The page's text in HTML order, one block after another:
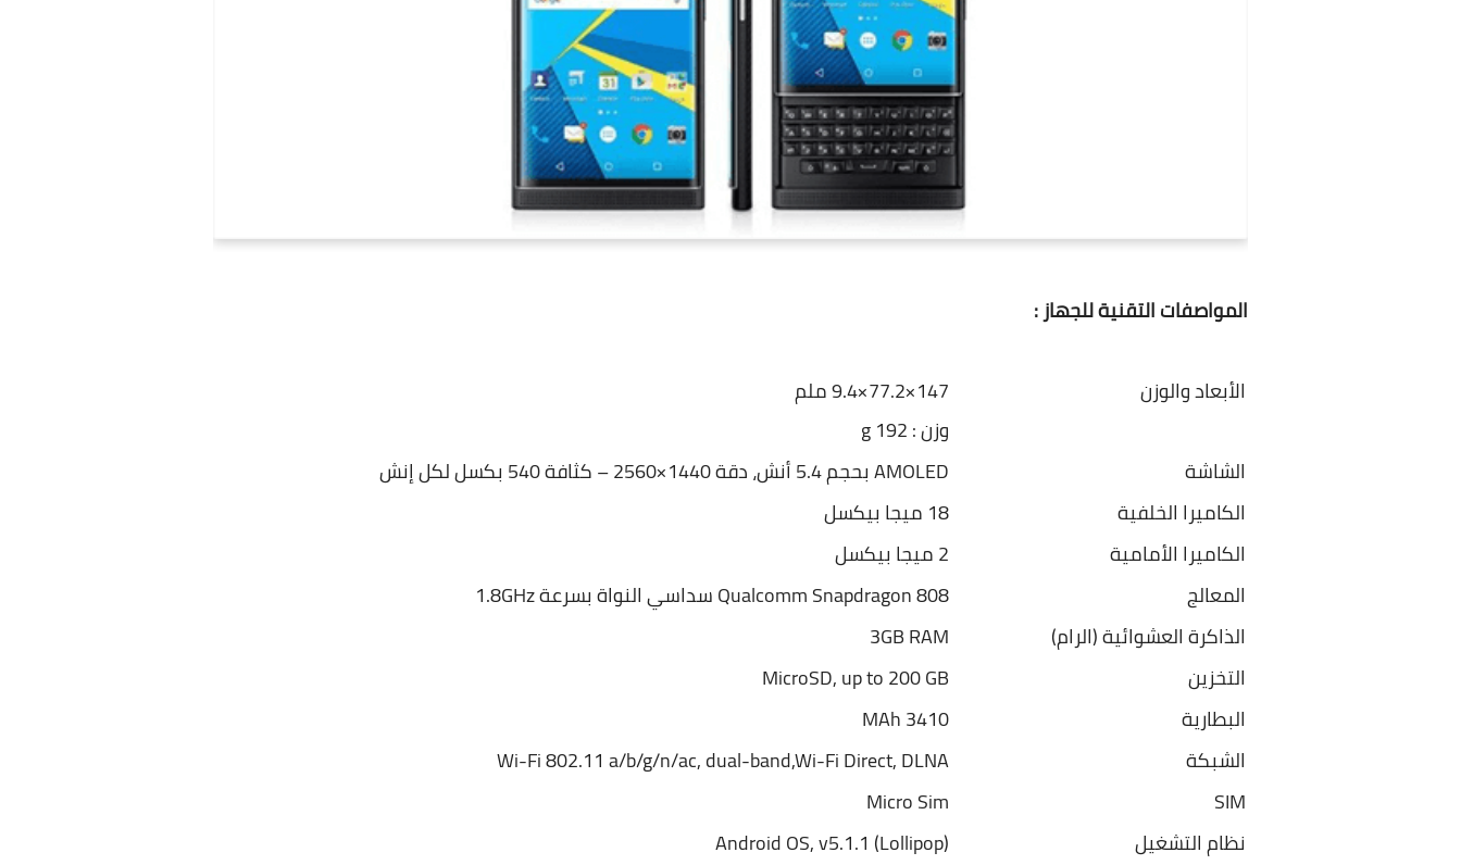
المواصفات التقنية للجهاز :
الأبعاد والوزن
147×77.2×9.4 ملم
وزن : 192 g
الشاشة
AMOLED بحجم 5.4 أنش، دقة 1440×2560 – كثافة 540 بكسل لكل إنش
الكاميرا الخلفية
18 ميجا بيكسل
الكاميرا الأمامية
2 ميجا بيكسل
المعالج
Qualcomm Snapdragon 808 سداسي النواة بسرعة 1.8GHz
الذاكرة العشوائية (الرام) 3GB RAM
التخزين
MicroSD, up to 200 GB
البطارية
MAh 3410
الشبكة
Wi-Fi 802.11 a/b/g/n/ac, dual-band,Wi-Fi Direct, DLNA
SIM
Micro Sim
نظام التشغيل
Android OS, v5.1.1 (Lollipop)